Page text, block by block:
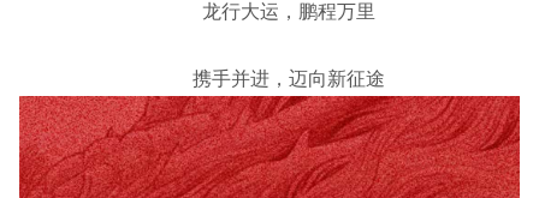
龙行大运，鹏程万里
携手并进，迈向新征途